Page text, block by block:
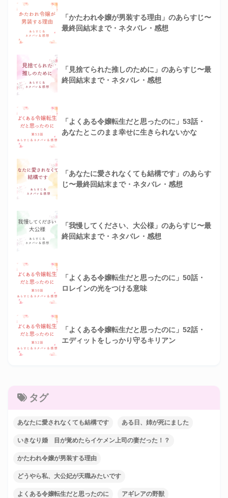
「かたわれ令嬢が男装する理由」のあらすじ〜
最終回結末まで・ネタバレ・感想
「見捨てられた推しのために」のあらすじ〜最
終回結末まで・ネタバレ・感想
「よくある令嬢転生だと思ったのに」53話・
あなたとこのまま幸せに生きられないかな
「あなたに愛されなくても結構です」のあらす
じ〜最終回結末まで・ネタバレ・感想
「我慢してください、大公様」のあらすじ〜最
終回結末まで・ネタバレ・感想
「よくある令嬢転生だと思ったのに」50話・
ロレインの光をつける意味
「よくある令嬢転生だと思ったのに」52話・
エディットをしっかり守るキリアン
タグ
あなたに愛されなくても結構です ある日、姉が死にました
いきなり婚 目が覚めたらイケメン上司の妻だった！？
かたわれ令嬢が男装する理由
どうやら私、大公妃が天職みたいです
よくある令嬢転生だと思ったのに アギレアの野獣